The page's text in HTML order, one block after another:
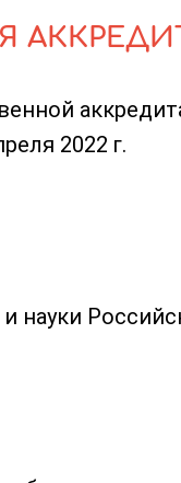
2022 г.
науки